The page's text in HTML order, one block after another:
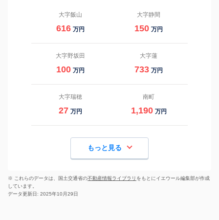
大字飯山
616 万円
大字静間
150 万円
大字野坂田
100 万円
大字蓮
733 万円
大字瑞穂
27 万円
南町
1,190 万円
もっと見る
※ これらのデータは、国土交通省の不動産情報ライブラリ をもとにイエウール編集部が作成
しています。
データ更新日: 2025年10月29日